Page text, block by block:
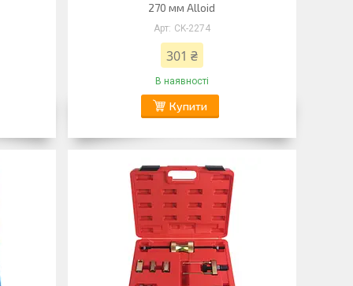
270 мм Alloid
CK-2274
301 ₴
В наявності
Купити